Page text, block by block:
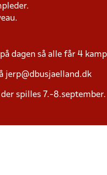
dagen så alle får 4
jerp@dbusjaelland.dk
spilles 7.-8.september.